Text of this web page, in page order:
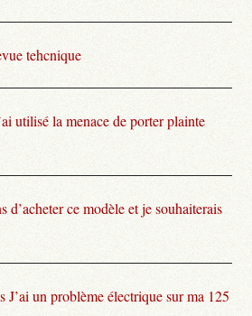
tehcnique
utilisé la menace de porter plainte
d’acheter ce modèle et je souhaiterais
J’ai un problème électrique sur ma 125